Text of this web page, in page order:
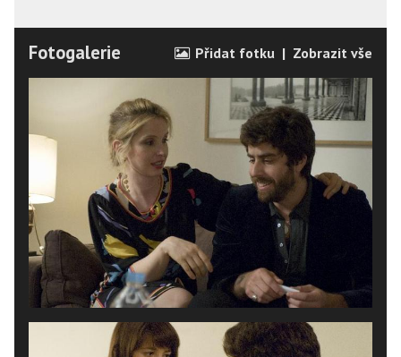
Fotogalerie Přidat fotku | Zobrazit vše